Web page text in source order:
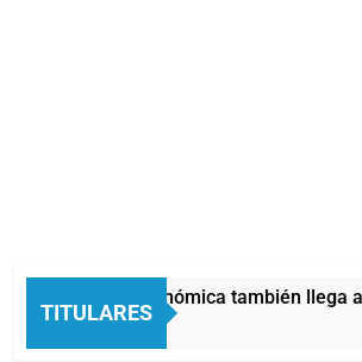
TITULARES
La crisis económica también llega
1 Hora Atrás